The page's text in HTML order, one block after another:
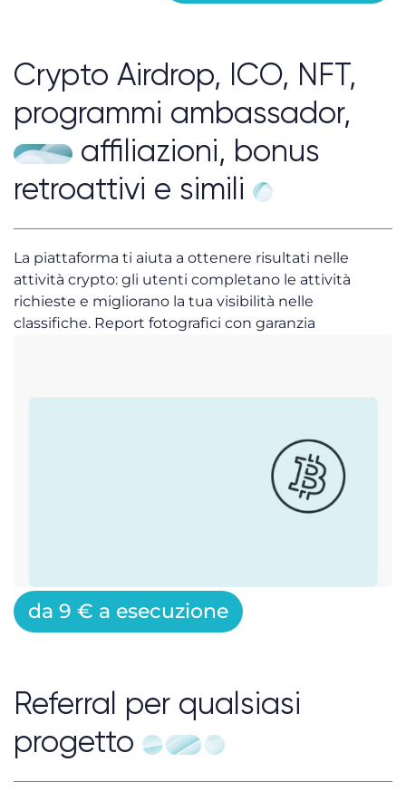
Crypto Airdrop, ICO, NFT,
programmi ambassador,
affiliazioni, bonus
retroattivi e simili
La piattaforma ti aiuta a ottenere risultati nelle
attività crypto: gli utenti completano le attività
richieste e migliorano la tua visibilità nelle
classifiche. Report fotografici con garanzia
da 9 € a esecuzione
Referral per qualsiasi
progetto